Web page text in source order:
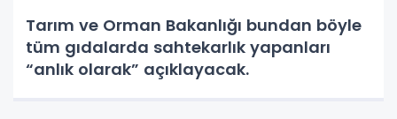
Tarım ve Orman Bakanlığı bundan böyle
tüm gıdalarda sahtekarlık yapanları
“anlık olarak” açıklayacak.